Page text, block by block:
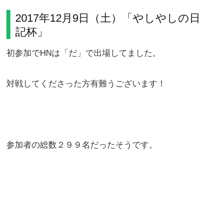
2017年12月9日（土）「やしやしの日
記杯」
初参加でHNは「だ」で出場してました。
対戦してくださった方有難うございます！
参加者の総数２９９名だったそうです。